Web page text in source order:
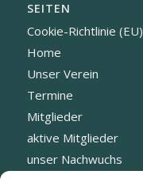
SEITEN
Cookie-Richtlinie (EU)
Home
Unser Verein
Termine
Mitglieder
aktive Mitglieder
unser Nachwuchs